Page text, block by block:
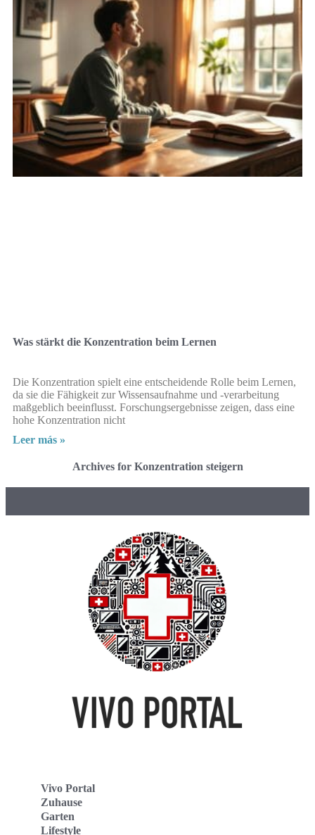
Was stärkt die Konzentration beim Lernen
Die Konzentration spielt eine entscheidende Rolle beim Lernen,
da sie die Fähigkeit zur Wissensaufnahme und -verarbeitung
maßgeblich beeinflusst. Forschungsergebnisse zeigen, dass eine
hohe Konzentration nicht
Leer más »
Archives for Konzentration steigern
Vivo Portal
Zuhause
Garten
Lifestyle